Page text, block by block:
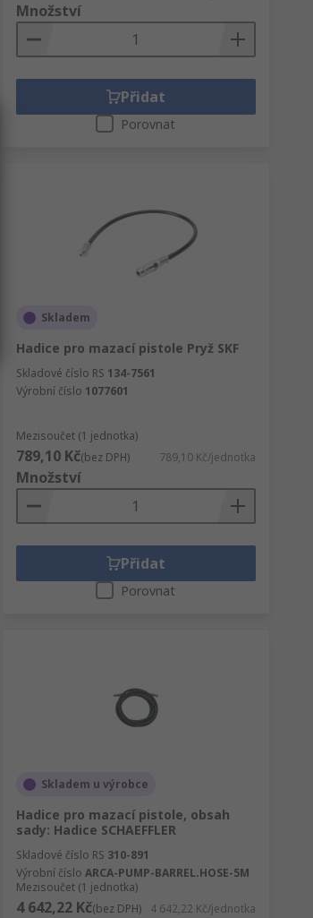
Množství
Přidat
Porovnat
Skladem
Hadice pro mazací pistole Pryž SKF
Skladové číslo RS 134-7561
Výrobní číslo 1077601
Mezisoučet (1 jednotka)
789,10 Kč(bez DPH) 789,10 Kč/jednotka
Množství
Přidat
Porovnat
Skladem u výrobce
Hadice pro mazací pistole, obsah
sady: Hadice SCHAEFFLER
Skladové číslo RS 310-891
Výrobní číslo ARCA-PUMP-BARREL.HOSE-5M
Mezisoučet (1 jednotka)
4 642,22 Kč(bez DPH) 4 642,22 Kč/jednotka